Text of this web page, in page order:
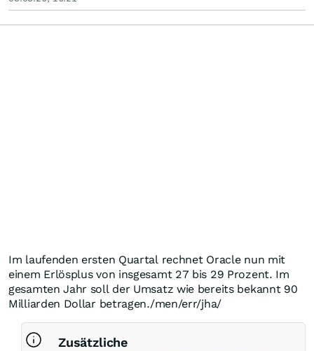
Im laufenden ersten Quartal rechnet Oracle nun mit
einem Erlösplus von insgesamt 27 bis 29 Prozent. Im
gesamten Jahr soll der Umsatz wie bereits bekannt 90
Milliarden Dollar betragen./men/err/jha/
Zusätzliche